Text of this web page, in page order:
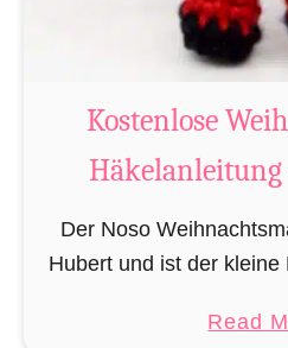
Kostenlose
Der Noso
Hubert und ist der
durch seine Größe,
Read